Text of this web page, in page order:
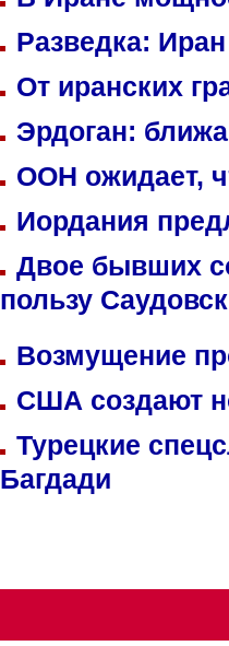
Разведка:
От иранских
Эрдоган:
ООН ожидает,
Иордания
Двое бывших
пользу
Возмущение
США создают
Турецкие
Багдади